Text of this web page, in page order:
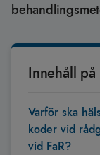
Innehåll på
Varför ska
koder vid
vid FaR?